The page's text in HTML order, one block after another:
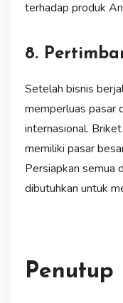
terhadap produk
8.
Setelah bisnis
memperluas pasar
internasional.
memiliki pasar
Persiapkan semua
dibutuhkan untuk
Penutup